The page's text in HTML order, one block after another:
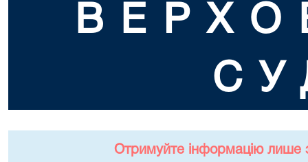
Отримуйте інформацію лише